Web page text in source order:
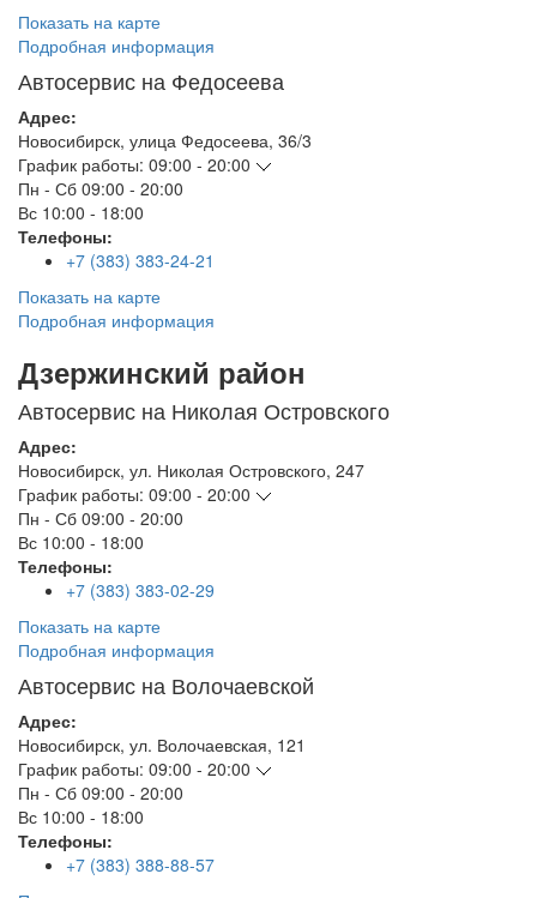
Показать на карте
Подробная информация
Автосервис на Федосеева
Адрес:
Новосибирск, улица Федосеева, 36/3
График работы: 09:00 - 20:00
Пн - Сб 09:00 - 20:00
Вс 10:00 - 18:00
Телефоны:
+7 (383) 383-24-21
Показать на карте
Подробная информация
Дзержинский район
Автосервис на Николая Островского
Адрес:
Новосибирск, ул. Николая Островского, 247
График работы: 09:00 - 20:00
Пн - Сб 09:00 - 20:00
Вс 10:00 - 18:00
Телефоны:
+7 (383) 383-02-29
Показать на карте
Подробная информация
Автосервис на Волочаевской
Адрес:
Новосибирск, ул. Волочаевская, 121
График работы: 09:00 - 20:00
Пн - Сб 09:00 - 20:00
Вс 10:00 - 18:00
Телефоны:
+7 (383) 388-88-57